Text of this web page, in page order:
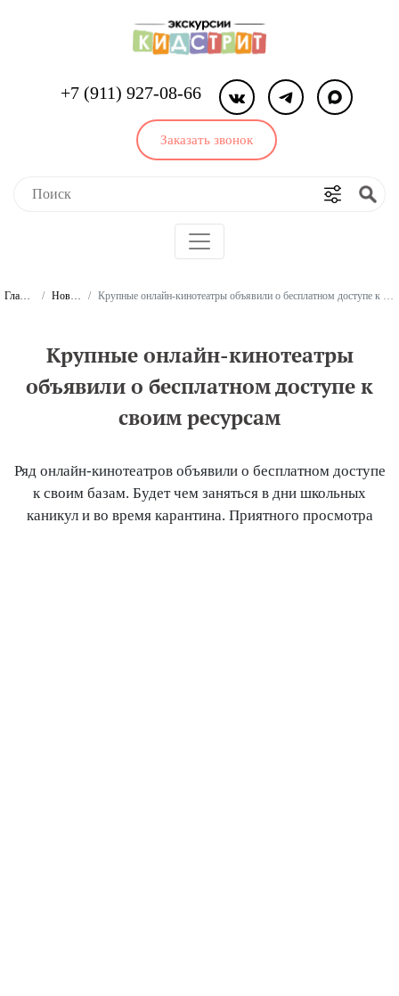
+7 (911) 927-08-66
Заказать звонок
Главная Новости Крупные онлайн-кинотеатры объявили о бесплатном доступе к своим ресурсам
Крупные онлайн-кинотеатры
объявили о бесплатном доступе к
своим ресурсам
Ряд онлайн-кинотеатров объявили о бесплатном доступе
к своим базам. Будет чем заняться в дни школьных
каникул и во время карантина. Приятного просмотра